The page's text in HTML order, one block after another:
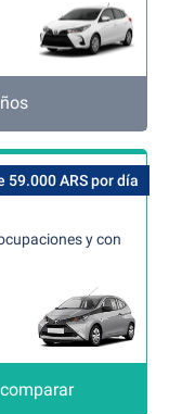
59.000 ARS por día
y con